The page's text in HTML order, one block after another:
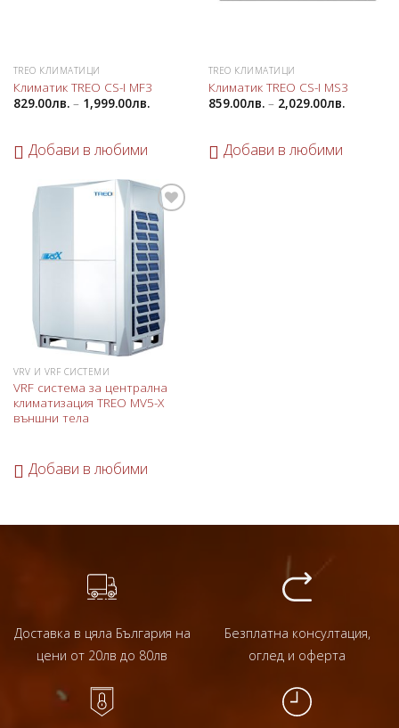
TREO КЛИМАТИЦИ
Климатик TREO CS-I MF3
829.00лв.– 1,999.00лв.
Добави в любими
TREO КЛИМАТИЦИ
Климатик TREO CS-I MS3
859.00лв.– 2,029.00лв.
Добави в любими
Добави
любими
VRV И VRF СИСТЕМИ
VRF система за централна
климатизация TREO MV5-X
външни тела
Добави в любими
Доставка в цяла България на
цени от 20лв до 80лв
Безплатна консултация,
оглед и оферта